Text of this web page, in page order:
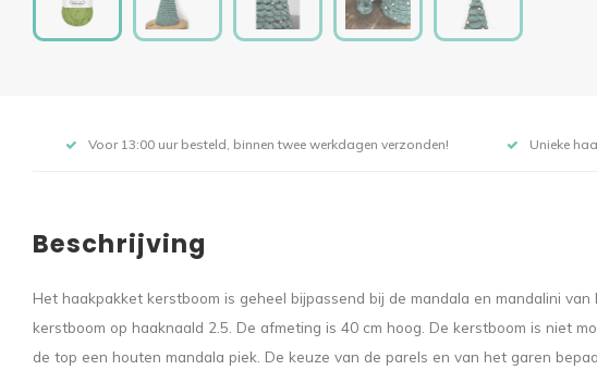
Voor 13:00 uur besteld, binnen twee werkdagen verzonden! Unieke
Beschrijving
Het haakpakket kerstboom is geheel bijpassend bij de mandala en mandalini
kerstboom op haaknaald 2.5. De afmeting is 40 cm hoog. De kerstboom is niet
de top een houten mandala piek. De keuze van de parels en van het garen